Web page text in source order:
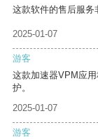
这款软件的售后服务
2025-01-07
游客
这款加速器VPM应
护。
2025-01-07
游客